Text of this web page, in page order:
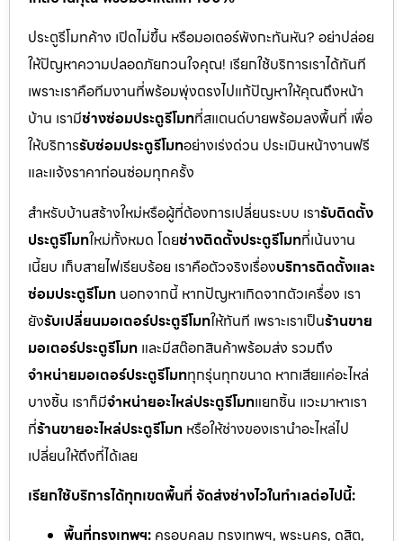
ประตูรีโมทค้าง เปิดไม่ขึ้น หรือมอเตอร์พังกะทันหัน? อย่าปล่อย
ให้ปัญหาความปลอดภัยกวนใจคุณ! เรียกใช้บริการเราได้ทันที
เพราะเราคือทีมงานที่พร้อมพุ่งตรงไปแก้ปัญหาให้คุณถึงหน้า
บ้าน เรามีช่างซ่อมประตูรีโมทที่สแตนด์บายพร้อมลงพื้นที่ เพื่อ
ให้บริการรับซ่อมประตูรีโมทอย่างเร่งด่วน ประเมินหน้างานฟรี
และแจ้งราคาก่อนซ่อมทุกครั้ง
สำหรับบ้านสร้างใหม่หรือผู้ที่ต้องการเปลี่ยนระบบ เรารับติดตั้ง
ประตูรีโมทใหม่ทั้งหมด โดยช่างติดตั้งประตูรีโมทที่เน้นงาน
เนี้ยบ เก็บสายไฟเรียบร้อย เราคือตัวจริงเรื่องบริการติดตั้งและ
ซ่อมประตูรีโมท นอกจากนี้ หากปัญหาเกิดจากตัวเครื่อง เรา
ยังรับเปลี่ยนมอเตอร์ประตูรีโมทให้ทันที เพราะเราเป็นร้านขาย
มอเตอร์ประตูรีโมท และมีสต๊อกสินค้าพร้อมส่ง รวมถึง
จำหน่ายมอเตอร์ประตูรีโมททุกรุ่นทุกขนาด หากเสียแค่อะไหล่
บางชิ้น เราก็มีจำหน่ายอะไหล่ประตูรีโมทแยกชิ้น แวะมาหาเรา
ที่ร้านขายอะไหล่ประตูรีโมท หรือให้ช่างของเรานำอะไหล่ไป
เปลี่ยนให้ถึงที่ได้เลย
เรียกใช้บริการได้ทุกเขตพื้นที่ จัดส่งช่างไวในทำเลต่อไปนี้:
พื้นที่กรุงเทพฯ: ครอบคลุม กรุงเทพฯ, พระนคร, ดุสิต,